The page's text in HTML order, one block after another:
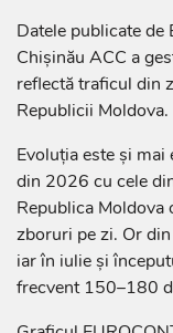
Datele publicate de
Chișinău ACC a
reflectă traficul din
Republicii Moldova.
Evoluția este și mai
din 2026 cu cele
Republica
zboruri pe zi. Or
iar în iulie și
frecvent 150–180